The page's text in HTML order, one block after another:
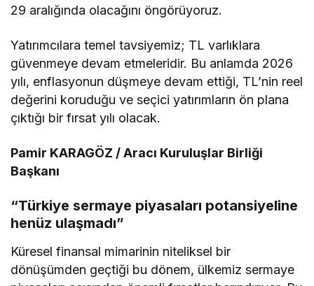
29 aralığında olacağını öngörüyoruz.
Yatırımcılara temel tavsiyemiz; TL varlıklara
güvenmeye devam etmeleridir. Bu anlamda 2026
yılı, enflasyonun düşmeye devam ettiği, TL’nin reel
değerini koruduğu ve seçici yatırımların ön plana
çıktığı bir fırsat yılı olacak.
Pamir KARAGÖZ / Aracı Kuruluşlar Birliği
Başkanı
“Türkiye sermaye piyasaları potansiyeline
henüz ulaşmadı”
Küresel finansal mimarinin niteliksel bir
dönüşümden geçtiği bu dönem, ülkemiz sermaye